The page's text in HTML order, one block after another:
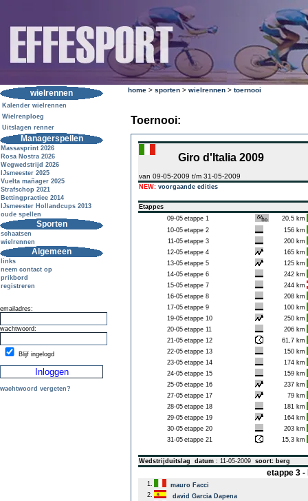
wielrennen
Kalender wielrennen
Wielrenploeg
Uitslagen renner
Managerspellen
Massasprint 2026
Rosa Nostra 2026
Wegwedstrijd 2026
IJsmeester 2025
Vuelta mañager 2025
Strafschop 2021
Bettingpractice 2014
IJsmeester Hollandcups 2013
oude spellen
Sporten
schaatsen
wielrennen
Algemeen
links
neem contact op
prikbord
registreren
emailadres:
wachtwoord:
Blijf ingelogd
wachtwoord vergeten?
home > sporten > wielrennen > toernooi
Toernooi:
Giro d'Italia 2009
van 09-05-2009 t/m 31-05-2009
NEW: voorgaande edities
Etappes
09-05 etappe 1
20,5 km
10-05 etappe 2
156 km
11-05 etappe 3
200 km
12-05 etappe 4
165 km
13-05 etappe 5
125 km
14-05 etappe 6
242 km
15-05 etappe 7
244 km
16-05 etappe 8
208 km
17-05 etappe 9
100 km
19-05 etappe 10
250 km
20-05 etappe 11
206 km
21-05 etappe 12
61,7 km
22-05 etappe 13
150 km
23-05 etappe 14
174 km
24-05 etappe 15
159 km
25-05 etappe 16
237 km
27-05 etappe 17
79 km
28-05 etappe 18
181 km
29-05 etappe 19
164 km
30-05 etappe 20
203 km
31-05 etappe 21 15,3 km
Wedstrijduitslag datum : 11-05-2009 soort: berg
etappe 3
1.
mauro Facci
2.
david Garcia Dapena